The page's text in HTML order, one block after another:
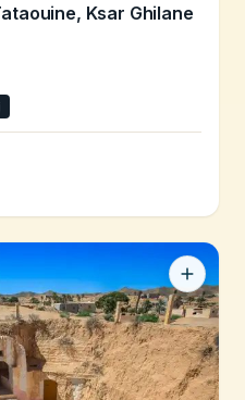
Ksar Ghilane